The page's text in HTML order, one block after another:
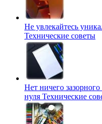
Не увлекайтесь
Технические советы
Нет ничего
нуля Технические